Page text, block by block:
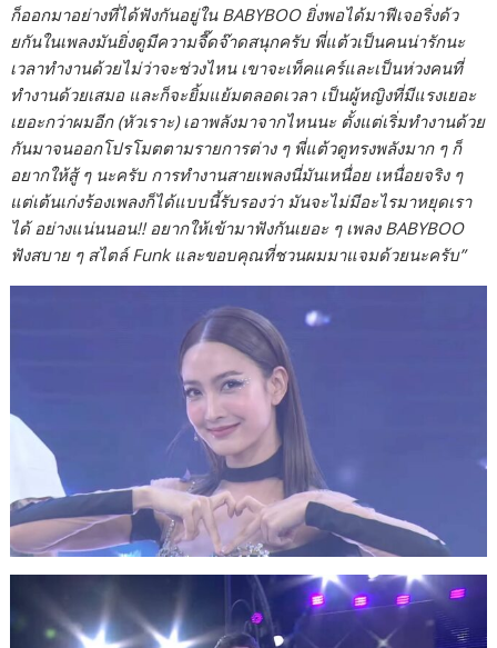
ก็ออกมาอย่างที่ได้ฟังกันอยู่ใน BABYBOO ยิ่งพอได้มาฟีเจอริ่งด้ว
ยกันในเพลงมันยิ่งดูมีความจี๊ดจ๊าดสนุกครับ พี่แต้วเป็นคนน่ารักนะ
เวลาทำงานด้วยไม่ว่าจะช่วงไหน เขาจะเท็คแคร์และเป็นห่วงคนที่
ทำงานด้วยเสมอ และก็จะยิ้มแย้มตลอดเวลา เป็นผู้หญิงที่มีแรงเยอะ
เยอะกว่าผมอีก (หัวเราะ) เอาพลังมาจากไหนนะ ตั้งแต่เริ่มทำงานด้วย
กันมาจนออกโปรโมตตามรายการต่าง ๆ พี่แต้วดูทรงพลังมาก ๆ ก็
อยากให้สู้ ๆ นะครับ การทำงานสายเพลงนี่มันเหนื่อย เหนื่อยจริง ๆ
แต่เต้นเก่งร้องเพลงก็ได้แบบนี้รับรองว่า มันจะไม่มีอะไรมาหยุดเรา
ได้ อย่างแน่นนอน!! อยากให้เข้ามาฟังกันเยอะ ๆ เพลง BABYBOO
ฟังสบาย ๆ สไตล์ Funk และขอบคุณที่ชวนผมมาแจมด้วยนะครับ”